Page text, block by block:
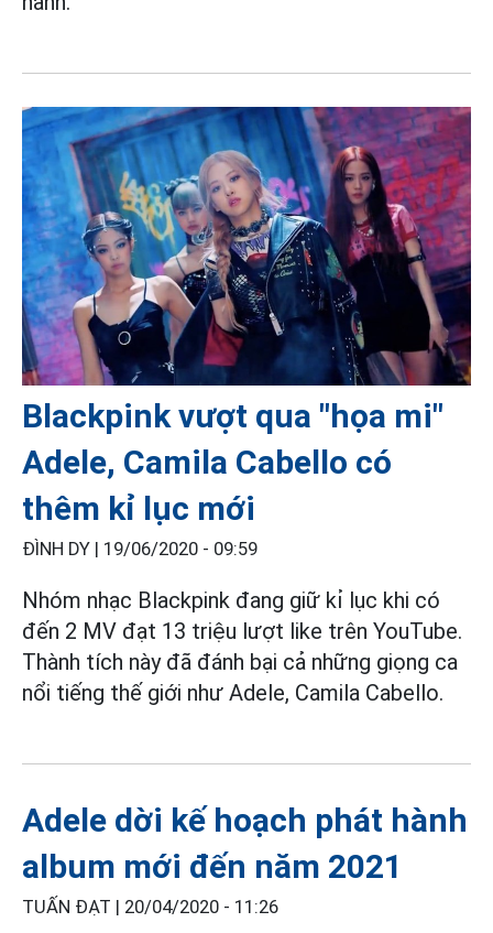
Blackpink vượt qua "họa mi"
Adele, Camila Cabello có
thêm kỉ lục mới
ĐÌNH DY | 19/06/2020 - 09:59
Nhóm nhạc Blackpink đang giữ kỉ lục khi có
đến 2 MV đạt 13 triệu lượt like trên YouTube.
Thành tích này đã đánh bại cả những giọng ca
nổi tiếng thế giới như Adele, Camila Cabello.
Adele dời kế hoạch phát hành
album mới đến năm 2021
TUẤN ĐẠT | 20/04/2020 - 11:26